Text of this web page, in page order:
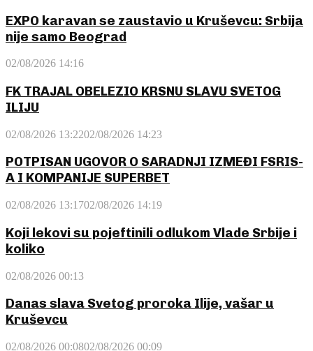
EXPO karavan se zaustavio u Kruševcu: Srbija
nije samo Beograd
02/08/2026 14:16
FK TRAJAL OBELEZIO KRSNU SLAVU SVETOG
ILIJU
02/08/2026 13:2202/08/2026 14:23
POTPISAN UGOVOR O SARADNJI IZMEĐI FSRIS-
A I KOMPANIJE SUPERBET
02/08/2026 13:1702/08/2026 14:19
Koji lekovi su pojeftinili odlukom Vlade Srbije i
koliko
02/08/2026 00:13
Danas slava Svetog proroka Ilije, vašar u
Kruševcu
02/08/2026 00:0802/08/2026 00:09